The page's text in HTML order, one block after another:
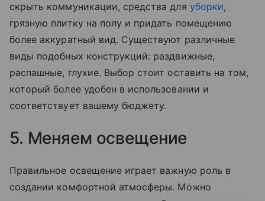
скрыть коммуникации, средства для уборки,
грязную плитку на полу и придать помещению
более аккуратный вид. Существуют различные
виды подобных конструкций: раздвижные,
распашные, глухие. Выбор стоит оставить на том,
который более удобен в использовании и
соответствует вашему бюджету.
5. Меняем освещение
Правильное освещение играет важную роль в
создании комфортной атмосферы. Можно